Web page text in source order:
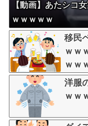
【動画】あたシコ
ｗｗｗｗｗ
移民
ｗｗ
ｗｗ
洋服
ｗｗ